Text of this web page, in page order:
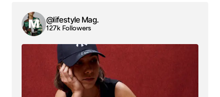
@lifestyle Mag.
127k Followers